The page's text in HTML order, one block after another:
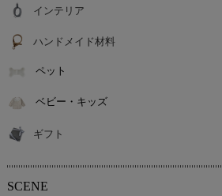
インテリア
ハンドメイド材料
ペット
ベビー・キッズ
ギフト
SCENE